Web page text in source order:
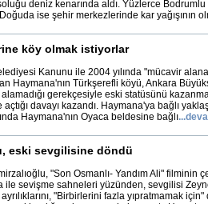
deniz kenarında aldı. Yüzlerce
Doğuda ise şehir merkezlerinde kar yağışının
köy olmak istiyorlar
Kanunu ile 2004 yılında "mücavir
Haymana'nın Türkşerefli köyü, Ankara
gerekçesiyle eski statüsünü
açtığı davayı kazandı. Haymana'ya bağlı
Haymana'nın Oyaca beldesine bağlı...
eski sevgilisine döndü
"Son Osmanlı- Yandım Ali" filminin
ile sevişme sahneleri yüzünden, sevgilisi
ayrılıklarını, "Birbirlerini fazla yıpratmamak